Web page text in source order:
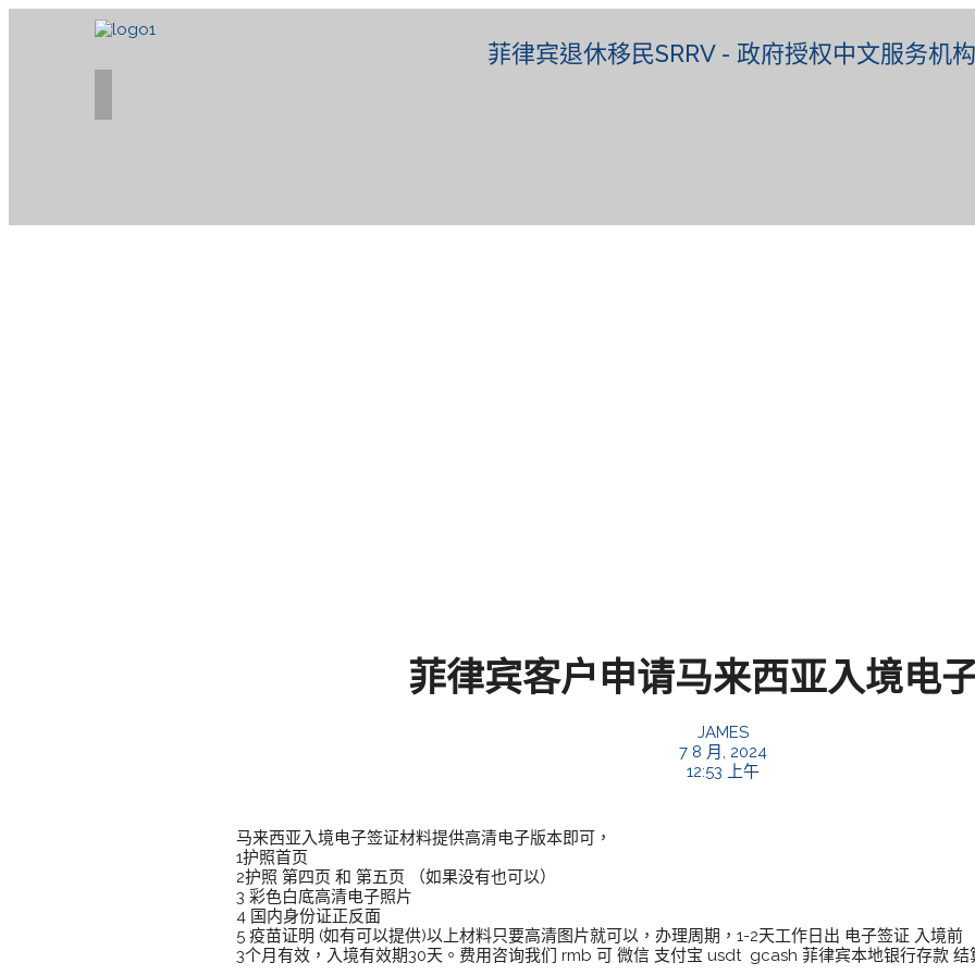
菲律宾退休移民SRRV - 政府授权中文服务机构
菲律宾客户申请马来西亚入境电
JAMES
7 8 月, 2024
12:53 上午
马来西亚入境电子签证材料提供高清电子版本即可，
1护照首页
2护照 第四页 和 第五页 （如果没有也可以）
3 彩色白底高清电子照片
4 国内身份证正反面
5 疫苗证明 (如有可以提供)以上材料只要高清图片就可以，办理周期，1-2天工作日出 电子签证 入境前
3个月有效，入境有效期30天。费用咨询我们 rmb 可 微信 支付宝 usdt gcash 菲律宾本地银行存款 结